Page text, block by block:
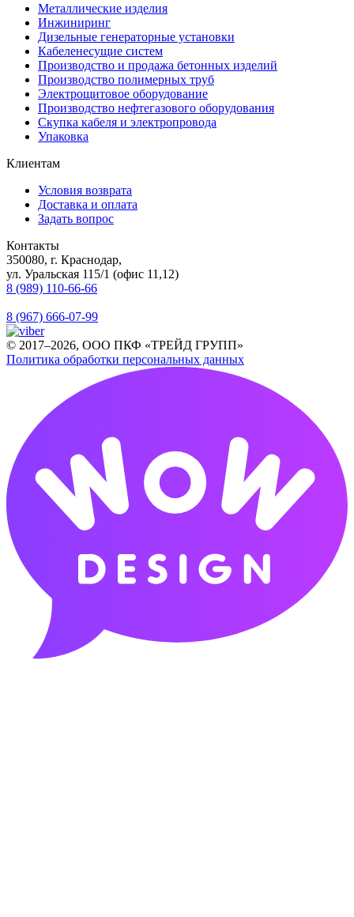
Металлические изделия
Инжиниринг
Дизельные генераторные установки
Кабеленесущие систем
Производство и продажа бетонных изделий
Производство полимерных труб
Электрощитовое оборудование
Производство нефтегазового оборудования
Скупка кабеля и электропровода
Упаковка
Клиентам
Условия возврата
Доставка и оплата
Задать вопрос
Контакты
350080, г. Краснодар,
ул. Уральская 115/1 (офис 11,12)
8 (989) 110-66-66
8 (967) 666-07-99
© 2017–2026, ООО ПКФ «ТРЕЙД ГРУПП»
Политика обработки персональных данных